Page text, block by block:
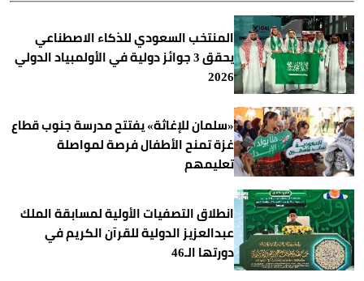
المنتخب السعودي للذكاء الاصطناعي
يحقق 3 جوائز دولية في الأولمبياد الدولي
2026
«سلمان للإغاثة» يفتتح مدرسة جنوب قطاع
غزة تمنح الأطفال فرصة لمواصلة
تعليمهم
انطلاق التصفيات الأولية لمسابقة الملك
عبدالعزيز الدولية للقرآن الكريم في
دورتها الـ46